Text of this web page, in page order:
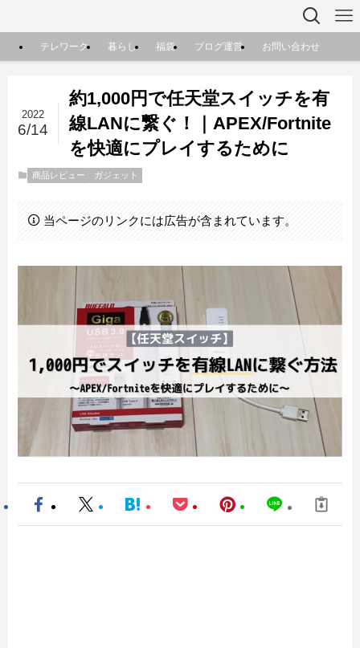
テレワーク 暮らし 福袋 ブログ運営 お問い合わせ
約1,000円で任天堂スイッチを有
線LANに繋ぐ！｜APEX/Fortnite
を快適にプレイするために
2022
6/14
商品レビュー ガジェット
当ページのリンクには広告が含まれています。